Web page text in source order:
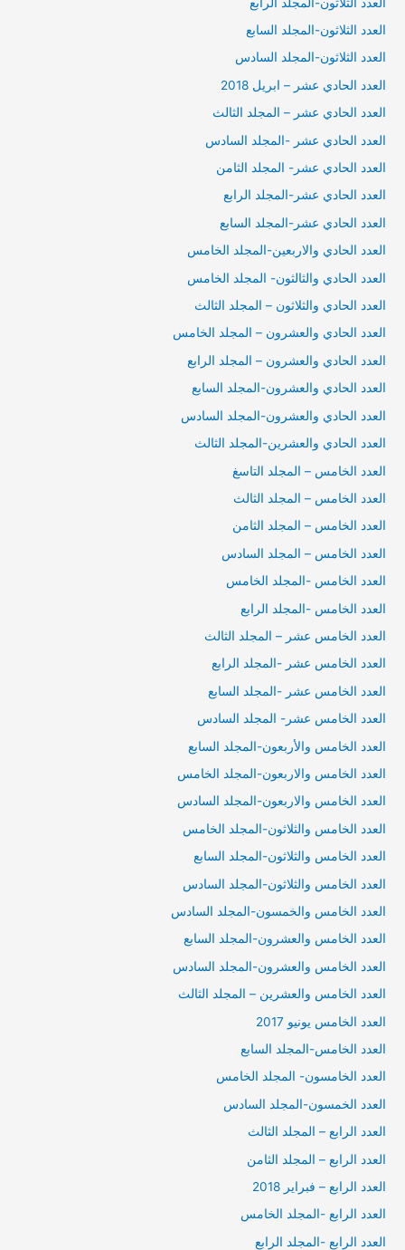
العدد الثلاثون-المجلد السابع
العدد الثلاثون-المجلد السادس
العدد الحادي عشر – ابريل 2018
العدد الحادي عشر – المجلد الثالث
العدد الحادي عشر -المجلد السادس
العدد الحادي عشر- المجلد الثامن
العدد الحادي عشر-المجلد الرابع
العدد الحادي عشر-المجلد السابع
العدد الحادي والاربعين-المجلد الخامس
العدد الحادي والثالثون- المجلد الخامس
العدد الحادي والثلاثون – المجلد الثالث
العدد الحادي والعشرون – المجلد الخامس
العدد الحادي والعشرون – المجلد الرابع
العدد الحادي والعشرون-المجلد السابع
العدد الحادي والعشرون-المجلد السادس
العدد الحادي والعشرين-المجلد الثالث
العدد الخامس – المجلد التاسغ
العدد الخامس – المجلد الثالث
العدد الخامس – المجلد الثامن
العدد الخامس – المجلد السادس
العدد الخامس -المجلد الخامس
العدد الخامس -المجلد الرابع
العدد الخامس عشر – المجلد الثالث
العدد الخامس عشر -المجلد الرابع
العدد الخامس عشر -المجلد السابع
العدد الخامس عشر- المجلد السادس
العدد الخامس والأربعون-المجلد السابع
العدد الخامس والاربعون-المجلد الخامس
العدد الخامس والاربعون-المجلد السادس
العدد الخامس والثلاثون-المجلد الخامس
العدد الخامس والثلاثون-المجلد السابع
العدد الخامس والثلاثون-المجلد السادس
العدد الخامس والخمسون-المجلد السادس
العدد الخامس والعشرون-المجلد السابع
العدد الخامس والعشرون-المجلد السادس
العدد الخامس والعشرين – المجلد الثالث
العدد الخامس يونيو 2017
العدد الخامس-المجلد السابع
العدد الخامسون- المجلد الخامس
العدد الخمسون-المجلد السادس
العدد الرابع – المجلد الثالث
العدد الرابع – المجلد الثامن
العدد الرابع – فبراير 2018
العدد الرابع -المجلد الخامس
العدد الرابع -المجلد الرابع